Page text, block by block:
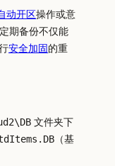
动开区操作或意
期备份不仅能
安全加固的重
文件夹下
（基